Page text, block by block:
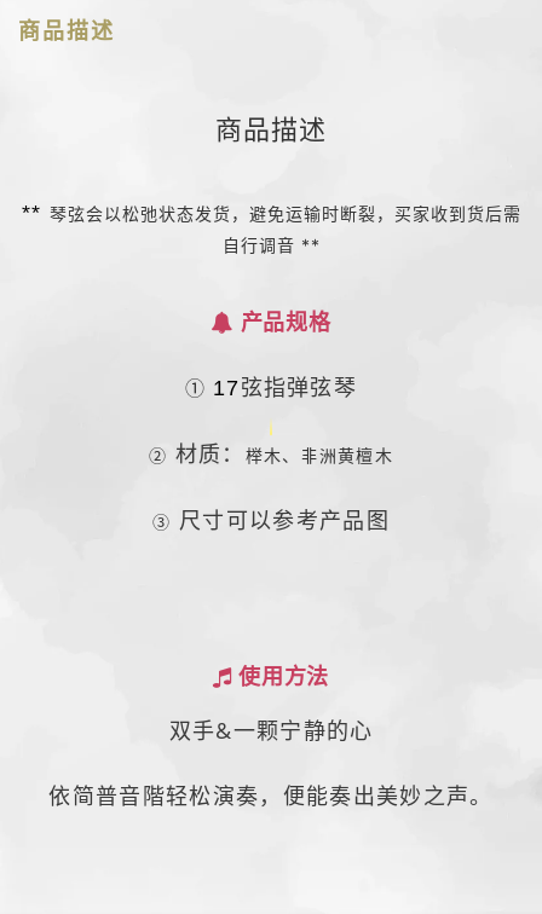
商品描述
商品描述
** 琴弦会以松弛状态发货，避免运输时断裂，买家收到货后需
自行调音 **
产品规格
① 17弦指弹弦琴
② 材质： 榉木、非洲黄檀木
③ 尺寸可以参考产品图
使用方法
双手&一颗宁静的心
依简普音階轻松演奏， 便能奏出美妙之声。